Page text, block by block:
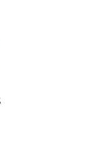
-
DE JARDIN
CE BIEN EST
: